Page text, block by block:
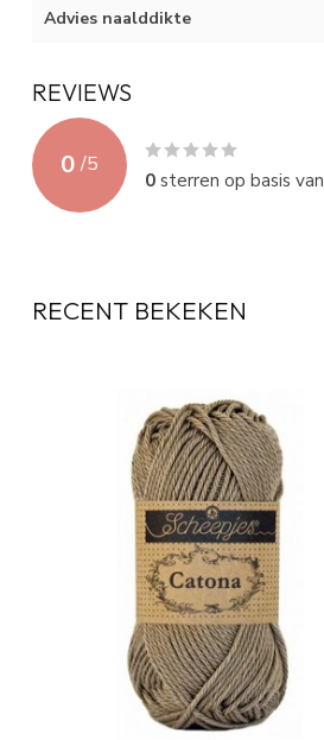
Advies naalddikte
REVIEWS
0 /5
0sterren op basis van
RECENT BEKEKEN